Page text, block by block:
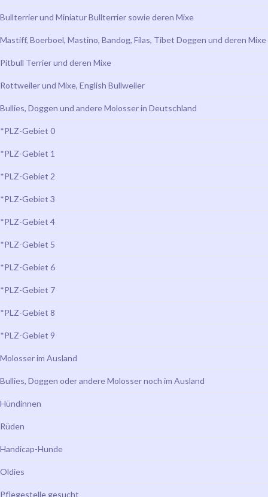
Bullterrier und Miniatur Bullterrier sowie deren Mixe
Mastiff, Boerboel, Mastino, Bandog, Filas, Tibet Doggen und deren Mixe
Pitbull Terrier und deren Mixe
Rottweiler und Mixe, English Bullweiler
Bullies, Doggen und andere Molosser in Deutschland
*PLZ-Gebiet 0
*PLZ-Gebiet 1
*PLZ-Gebiet 2
*PLZ-Gebiet 3
*PLZ-Gebiet 4
*PLZ-Gebiet 5
*PLZ-Gebiet 6
*PLZ-Gebiet 7
*PLZ-Gebiet 8
*PLZ-Gebiet 9
Molosser im Ausland
Bullies, Doggen oder andere Molosser noch im Ausland
Hündinnen
Rüden
Handicap-Hunde
Oldies
Pflegestelle gesucht